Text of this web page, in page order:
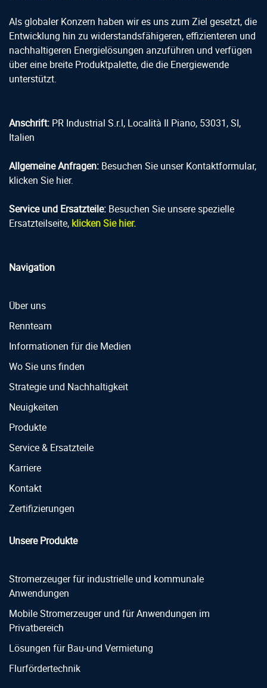
Als globaler Konzern haben wir es uns zum Ziel gesetzt, die
Entwicklung hin zu widerstandsfähigeren, effizienteren und
nachhaltigeren Energielösungen anzuführen und verfügen
über eine breite Produktpalette, die die Energiewende
unterstützt.
Anschrift: PR Industrial S.r.l, Località Il Piano, 53031, SI,
Italien
Allgemeine Anfragen: Besuchen Sie unser Kontaktformular,
klicken Sie hier.
Service und Ersatzteile: Besuchen Sie unsere spezielle
Ersatzteilseite, klicken Sie hier.
Navigation
Über uns
Rennteam
Informationen für die Medien
Wo Sie uns finden
Strategie und Nachhaltigkeit
Neuigkeiten
Produkte
Service & Ersatzteile
Karriere
Kontakt
Zertifizierungen
Unsere Produkte
Stromerzeuger für industrielle und kommunale
Anwendungen
Mobile Stromerzeuger und für Anwendungen im
Privatbereich
Lösungen für Bau-und Vermietung
Flurfördertechnik